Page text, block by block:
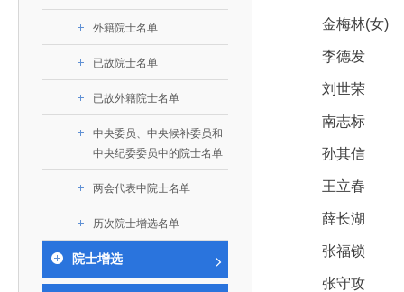
策、适度超前”，坚持以科学咨询支撑科学决策，坚
国家高端智库建设试点工作，为提升我国科技创新
能力、强化关键核心技术攻关、加快建设创新型国
家、支撑经济社会高质量发展、实现中华民族伟大
复兴的中国梦，提供科技智力支撑。
中国工程院组织开展的战略咨询研究，主要结
合国民经济和社会发展规划、计划，组织研究工程
科学技术领域的重大、关键性问题，接受政府、地
方、行业等的委托，对重大工程科学技术发展规
划、计划、方案及其实施等提供咨询意见。
研究，为党和国家决策提出咨询意见和建议。
二是加强同教育界、产业界和科技界的联系，
促进工程教育与经济建设紧密结合，促进工程技术
三是积极推动我国继续工程教育的发展及其体
系的建立和完善，促进院校工程教育与继续工程教
育有机结合。
四是加强工程教育的学术研究、宣传和科普工
作，提高工程教育和工程科技在国民意识中的地
位。
外籍院士名单
已故院士名单
已故外籍院士名单
中央委员、中央候补委员和
中央纪委委员中的院士名单
两会代表中院士名单
历次院士增选名单
院士增选
金梅林(女)
李德发
刘世荣
南志标
孙其信
王立春
薛长湖
张福锁
张守攻